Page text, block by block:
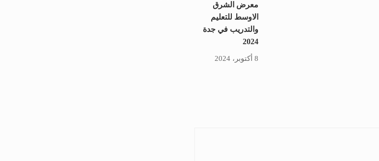
معرض الشرق
الاوسط للتعليم
والتدريب في جدة
2024
8 أكتوبر، 2024